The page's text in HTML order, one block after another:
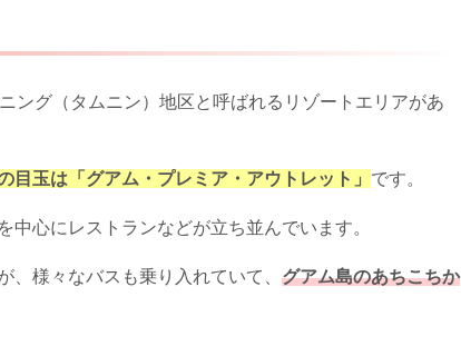
ング（タムニン）地区と呼ばれるリゾートエリアがあ
目玉は「グアム・プレミア・アウトレット」 です。
心にレストランなどが立ち並んでいます。
様々なバスも乗り入れていて、 グアム島のあちこちか